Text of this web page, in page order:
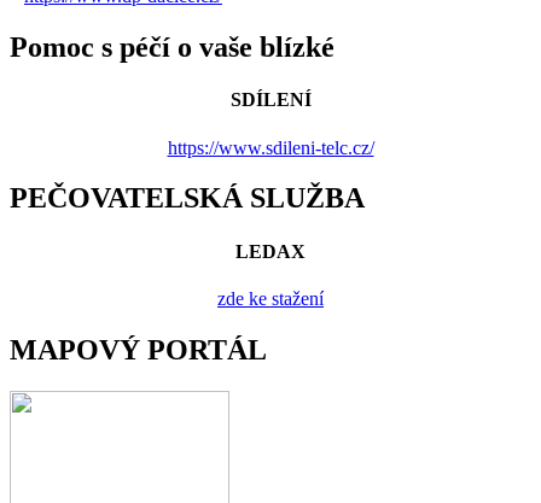
Pomoc s péčí o vaše blízké
SDÍLENÍ
https://www.sdileni-telc.cz/
PEČOVATELSKÁ SLUŽBA
LEDAX
zde ke stažení
MAPOVÝ PORTÁL